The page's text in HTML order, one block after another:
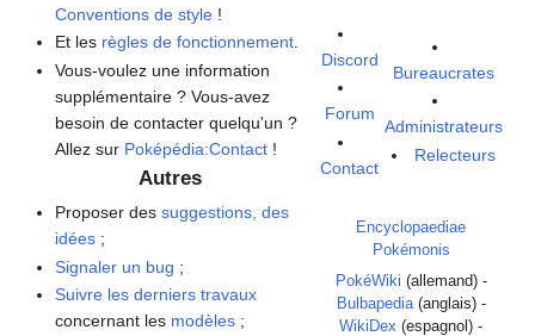
Conventions de style !
Et les règles de fonctionnement.
Vous-voulez une information
supplémentaire ? Vous-avez
besoin de contacter quelqu'un ?
Allez sur Poképédia:Contact !
Autres
Proposer dessuggestions, des
idées ;
Signaler un bug ;
Suivre les derniers travaux
concernant les modèles ;
Discord
Forum
Contact
Bureaucrates
Administrateurs
Relecteurs
Encyclopaediae
Pokémonis
PokéWiki (allemand) -
Bulbapedia(anglais) -
WikiDex (espagnol) -